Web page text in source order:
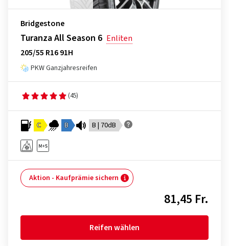
Bridgestone
Turanza All Season 6 Enliten
205/55 R16 91H
PKW Ganzjahresreifen
(45)
C B B | 70dB
Aktion - Kaufprämie sichern
81,45 Fr.
Reifen wählen